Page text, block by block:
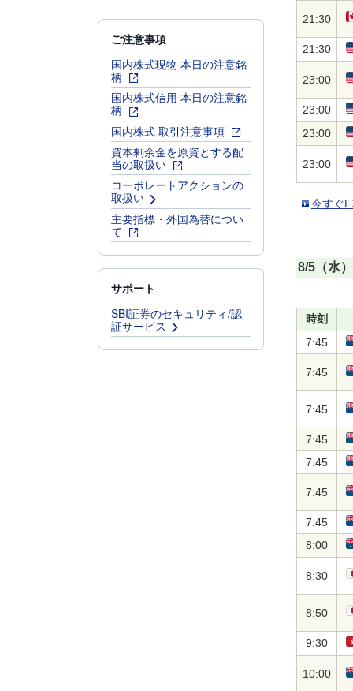
ご注意事項
国内株式現物 本日の注意銘
柄
国内株式信用 本日の注意銘
柄
国内株式 取引注意事項
資本剰余金を原資とする配
当の取扱い
コーポレートアクションの
取扱い
主要指標・外国為替につい
て
サポート
SBI証券のセキュリティ/認
証サービス
21:30
21:30
23:00
23:00
23:00
23:00
今すぐ
8/5（水）
時刻
7:45
7:45
7:45
7:45
7:45
7:45
7:45
8:00
8:30
8:50
9:30
10:00